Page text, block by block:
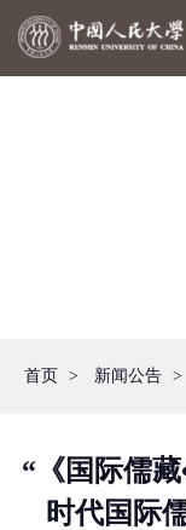
首页 > 新闻公告 >
“《国际儒
时代国际